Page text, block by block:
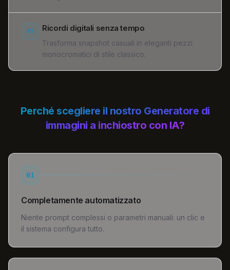
05 Ricordi digitali senza tempo
Trasforma snapshot casuali in eleganti pezzi
monocromatici di stile classico.
Perché scegliere il nostro Generatore di
immagini a inchiostro con IA?
01
Completamente automatizzato
Niente prompt complessi o parametri manuali: un clic e
il sistema configura tutto.